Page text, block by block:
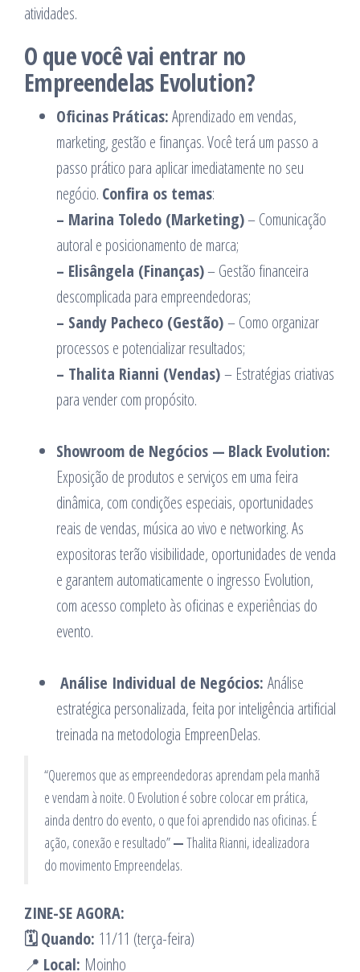
atividades.
O que você vai entrar no
Empreendelas Evolution?
Oficinas Práticas:Aprendizado em vendas,
marketing, gestão e finanças. Você terá um passo a
passo prático para aplicar imediatamente no seu
negócio. Confira os temas:
– Marina Toledo (Marketing)– Comunicação
autoral e posicionamento de marca;
– Elisângela (Finanças)– Gestão financeira
descomplicada para empreendedoras;
– Sandy Pacheco (Gestão)– Como organizar
processos e potencializar resultados;
– Thalita Rianni (Vendas)– Estratégias criativas
para vender com propósito.
Showroom de Negócios — Black Evolution:
Exposição de produtos e serviços em uma feira
dinâmica, com condições especiais, oportunidades
reais de vendas, música ao vivo e networking. As
expositoras terão visibilidade, oportunidades de venda
e garantem automaticamente o ingresso Evolution,
com acesso completo às oficinas e experiências do
evento.
Análise Individual de Negócios: Análise
estratégica personalizada, feita por inteligência artificial
treinada na metodologia EmpreenDelas.
“Queremos que as empreendedoras aprendam pela manhã
e vendam à noite. O Evolution é sobre colocar em prática,
ainda dentro do evento, o que foi aprendido nas oficinas. É
ação, conexão e resultado”—Thalita Rianni, idealizadora
do movimento Empreendelas.
ZINE-SE AGORA:
🗓️Quando: 11/11 (terça-feira)
📍 Local: Moinho